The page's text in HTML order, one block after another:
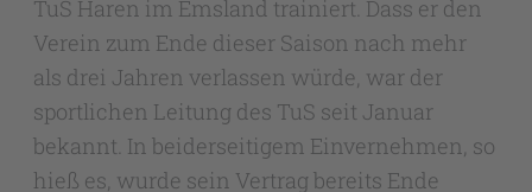
TuS Haren im Emsland trainiert. Dass er den
Verein zum Ende dieser Saison nach mehr
als drei Jahren verlassen würde, war der
sportlichen Leitung des TuS seit Januar
bekannt. In beiderseitigem Einvernehmen, so
hieß es, wurde sein Vertrag bereits Ende